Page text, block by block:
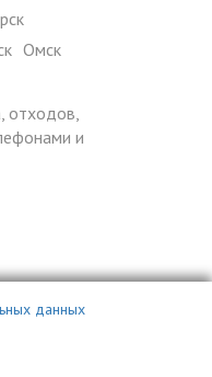
Омск
отходов,
и
данных